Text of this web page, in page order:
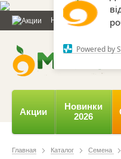
Powered by
Новости и статьи
Акции
Новинки
2026
Главная Каталог Семена